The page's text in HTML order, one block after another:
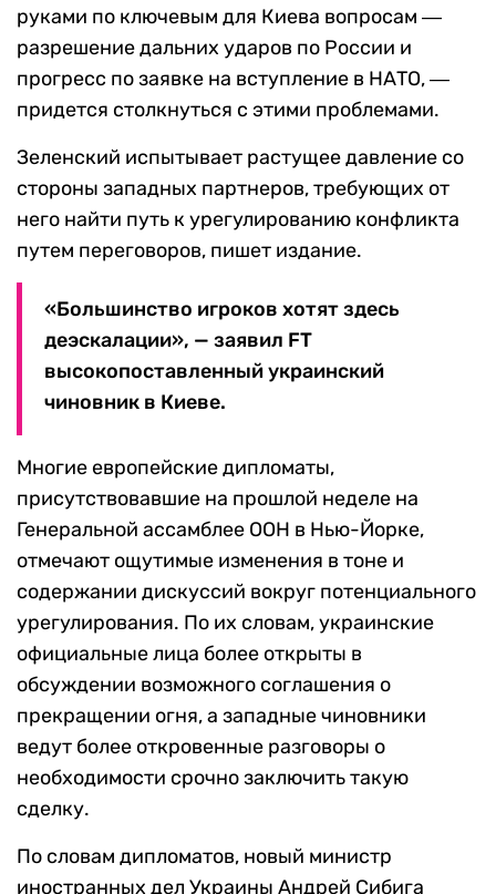
руками по ключевым для Киева вопросам ―
разрешение дальних ударов по России и
прогресс по заявке на вступление в НАТО, ―
придется столкнуться с этими проблемами.
Зеленский испытывает растущее давление со
стороны западных партнеров, требующих от
него найти путь к урегулированию конфликта
путем переговоров, пишет издание.
«Большинство игроков хотят здесь
деэскалации», — заявил FT
высокопоставленный украинский
чиновник в Киеве.
Многие европейские дипломаты,
присутствовавшие на прошлой неделе на
Генеральной ассамблее ООН в Нью-Йорке,
отмечают ощутимые изменения в тоне и
содержании дискуссий вокруг потенциального
урегулирования. По их словам, украинские
официальные лица более открыты в
обсуждении возможного соглашения о
прекращении огня, а западные чиновники
ведут более откровенные разговоры о
необходимости срочно заключить такую
сделку.
По словам дипломатов, новый министр
иностранных дел Украины Андрей Сибига